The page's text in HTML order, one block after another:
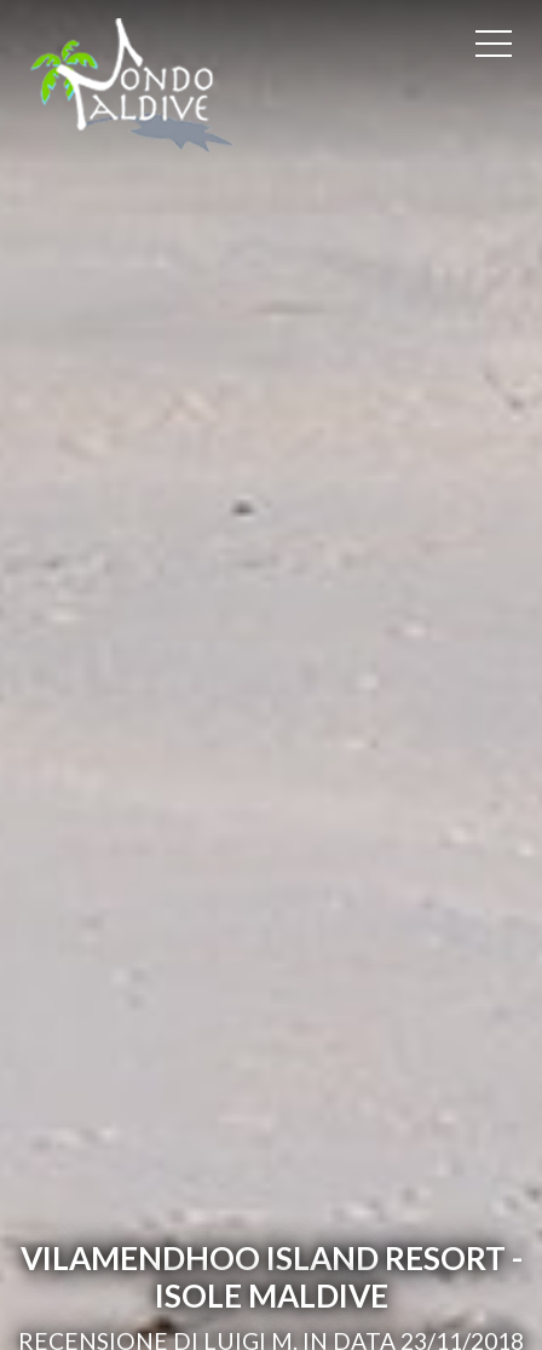
VILAMENDHOO ISLAND RESORT -
ISOLE MALDIVE
RECENSIONE DI LUIGI M. IN DATA 23/11/2018